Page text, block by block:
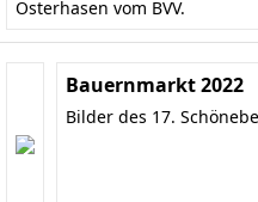
Osterhasen vom BVV.
Bauernmarkt 2022
Bilder des 17.